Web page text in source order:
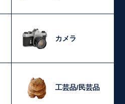
カメラ
工芸品/民芸品